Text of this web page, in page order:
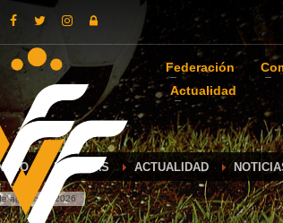
Federación
Actualidad
NOTICIAS ACTUALIDAD
agosto de 2026